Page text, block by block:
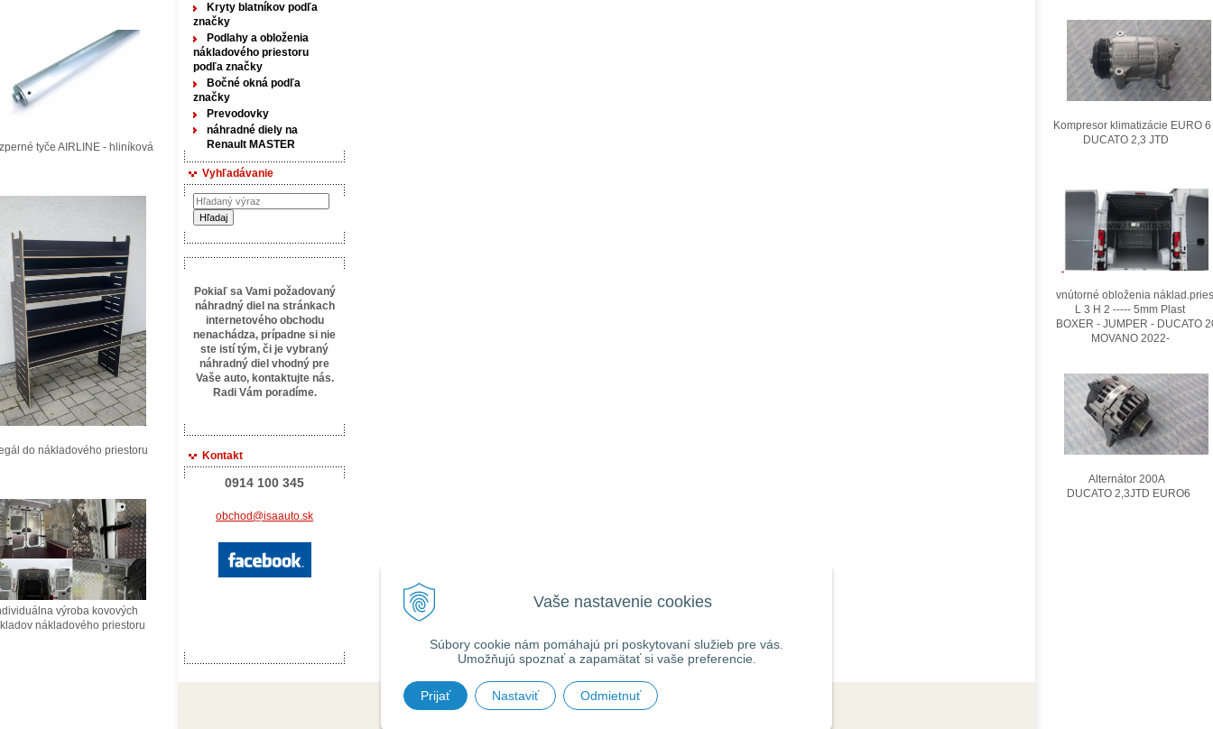
Vaše nastavenie cookies
Súbory cookie nám pomáhajú pri poskytovaní služieb pre vás.
Umožňujú spoznať a zapamätať si vaše preferencie.
Prijať Nastaviť Odmietnuť
Kryty blatníkov podľa
značky
Podlahy a obloženia
nákladového priestoru
podľa značky
Bočné okná podľa
značky
Prevodovky
náhradné diely na
Renault MASTER
Vyhľadávanie
Pokiaľ sa Vami požadovaný
náhradný diel na stránkach
internetového obchodu
nenachádza, prípadne si nie
ste istí tým, či je vybraný
náhradný diel vhodný pre
Vaše auto, kontaktujte nás.
Radi Vám poradíme.
Kontakt
0914 100 345
obchod@isaauto.sk
tyče AIRLINE - hliníková
do nákladového priestoru
výroba kovových
nákladového priestoru
Kompresor klimatizácie EURO 6
DUCATO 2,3 JTD
vnútorné obloženia
L 3 H 2 ----- 5mm Plast
BOXER - JUMPER - DUCATO
MOVANO 2022-
Alternátor 200A
DUCATO 2,3JTD EURO6